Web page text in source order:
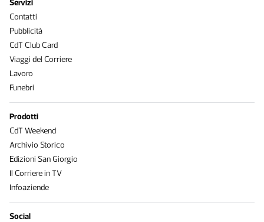
Servizi
Contatti
Pubblicità
CdT Club Card
Viaggi del Corriere
Lavoro
Funebri
Prodotti
CdT Weekend
Archivio Storico
Edizioni San Giorgio
Il Corriere in TV
Infoaziende
Social